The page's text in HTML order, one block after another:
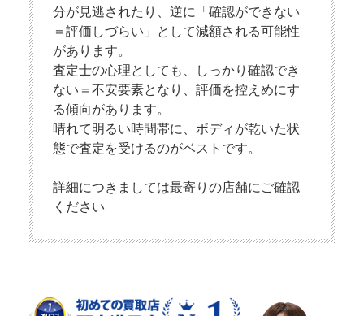
分が見逃されたり、逆に「確認ができない
＝評価しづらい」として減額される可能性
があります。
査定士の心理としても、しっかり確認でき
ない＝不安要素となり、評価を控えめにす
る傾向があります。
晴れて明るい時間帯に、ボディが乾いた状
態で査定を受けるのがベストです。
詳細につきましては最寄りの店舗にご確認
ください